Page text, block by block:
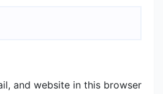
and website in this browser